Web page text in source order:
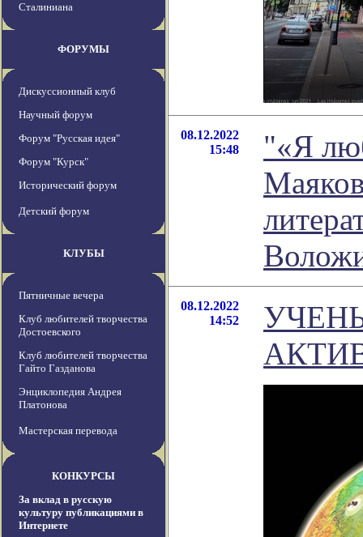
Сталиниана
ФОРУМЫ
Дискуссионный клуб
Научный форум
Форум "Русская идея"
Форум "Курск"
Исторический форум
Детский форум
КЛУБЫ
Пятничные вечера
Клуб любителей творчества
Достоевского
Клуб любителей творчества
Гайто Газданова
Энциклопедия Андрея
Платонова
Мастерская перевода
КОНКУРСЫ
За вклад в русскую
культуру публикациями в
Интернете
08.12.2022
15:48
"«Я
08.12.2022
14:52